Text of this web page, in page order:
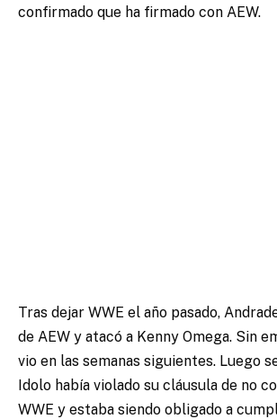
confirmado que ha firmado con AEW.
Tras dejar WWE el año pasado,
de AEW y atacó a Kenny Omega. Sin
vio en las semanas siguientes. Luego
Idolo había violado su cláusula de no
WWE y estaba siendo obligado a